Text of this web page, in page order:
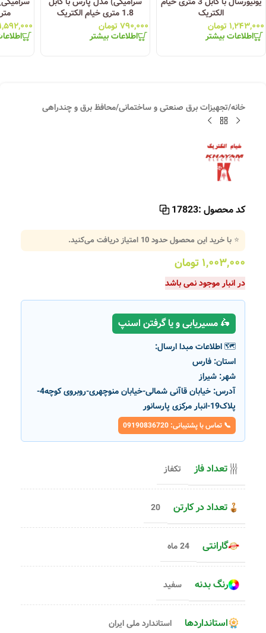
الکتریک
۱,۲۴۳,۰۰۰ تومان
اطلاعات بیشتر
1.8 متری خیام الکتریک
۷۹۰,۰۰۰تومان
اطلاعات بیشتر
خانه/تجهیزات برق صنعتی و ساختمانی/محافظ برق و چندراهی
کد محصول :17823
⭐ با خرید این محصول حدود10 امتیاز دریافت می‌کنید.
۱,۰۰۳,۰۰۰ تومان
در انبار موجود نمی باشد
🛵 مسیریابی و یا گرفتن اسنپ
🗺️ اطلاعات مبدا ارسال:
استان: فارس
شهر: شیراز
آدرس:
خیابان قاآنی شمالی-خیابان منوچهری-روبروی کوچه4-
پلاک19-انبار مرکزی پارسانور
📞 تماس با پشتیبانی: 09190836720
تعداد فاز تکفاز
تعداد در کارتن 20
گارانتی 24 ماه
رنگ بدنه سفید
استانداردها استاندارد ملی ایران